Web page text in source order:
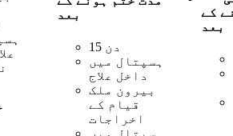
بعد
15 دن
ہسپتال میں
داخل علاج
بیرون ملک
قیام کے
اخراجات
ہسپتال میں
کے
بعد